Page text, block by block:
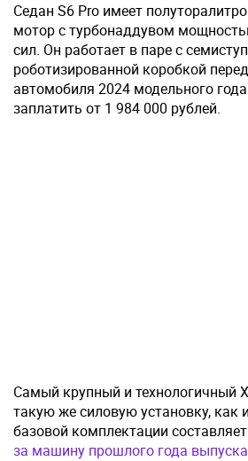
Седан S6 Pro имеет
мотор с турбонаддувом
сил. Он работает в паре с
роботизированной коробкой
автомобиля 2024 модельного
заплатить от 1 984 000 рублей.
Самый крупный и технологичный
такую же силовую установку, как
базовой комплектации
за машину прошлого года выпуска